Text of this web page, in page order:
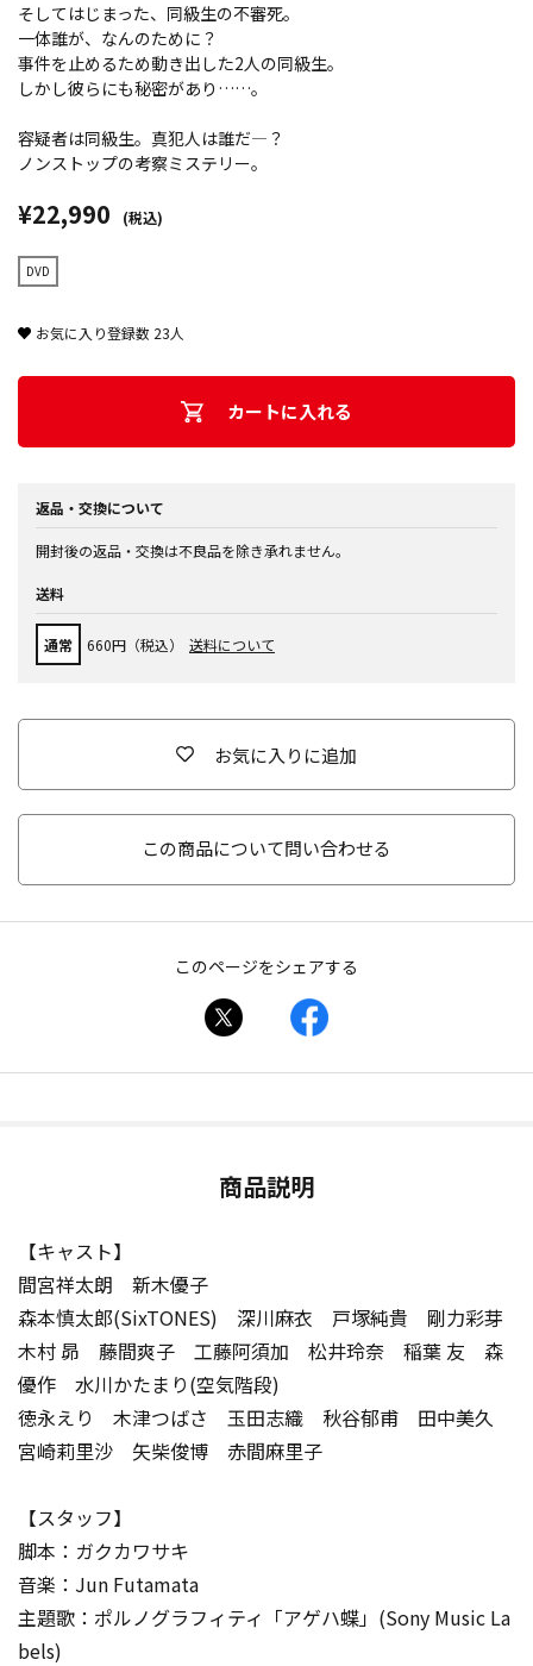
そしてはじまった、同級生の不審死。
一体誰が、なんのために？
事件を止めるため動き出した2人の同級生。
しかし彼らにも秘密があり……。
容疑者は同級生。真犯人は誰だ―？
ノンストップの考察ミステリー。
¥22,990 (税込)
DVD
お気に入り登録数 23人
カートに入れる
返品・交換について
開封後の返品・交換は不良品を除き承れません。
送料
通常 660円（税込） 送料について
お気に入りに追加
この商品について問い合わせる
このページをシェアする
商品説明
【キャスト】
間宮祥太朗 新木優子
森本慎太郎(SixTONES) 深川麻衣 戸塚純貴 剛力彩芽
木村 昴 藤間爽子 工藤阿須加 松井玲奈 稲葉 友 森
優作 水川かたまり(空気階段)
徳永えり 木津つばさ 玉田志織 秋谷郁甫 田中美久
宮崎莉里沙 矢柴俊博 赤間麻里子
【スタッフ】
脚本：ガクカワサキ
音楽：Jun Futamata
主題歌：ポルノグラフィティ「アゲハ蝶」(Sony Music La
bels)